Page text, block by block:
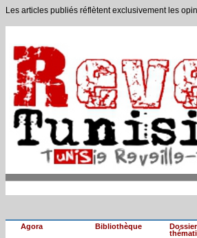
Les articles publiés réflètent exclusivement les
Agora Bibliothèque